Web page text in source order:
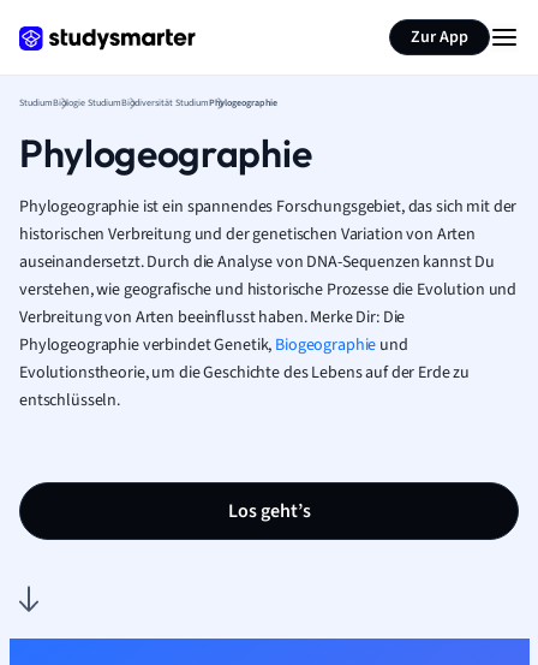
Zur App
StudiumBiologie StudiumBiodiversität StudiumPhylogeographie
Phylogeographie
Phylogeographie ist ein spannendes Forschungsgebiet, das sich mit der
historischen Verbreitung und der genetischen Variation von Arten
auseinandersetzt. Durch die Analyse von DNA-Sequenzen kannst Du
verstehen, wie geografische und historische Prozesse die Evolution und
Verbreitung von Arten beeinflusst haben. Merke Dir: Die
Phylogeographie verbindet Genetik, Biogeographie und
Evolutionstheorie, um die Geschichte des Lebens auf der Erde zu
entschlüsseln.
Los geht’s